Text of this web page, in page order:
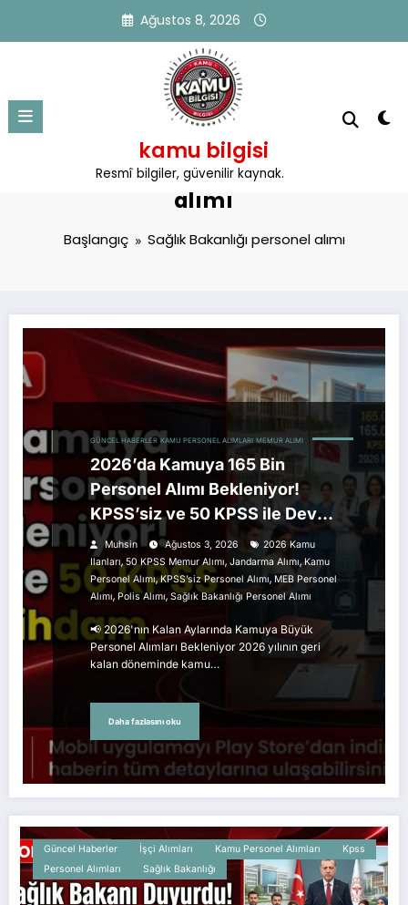
Ağustos 8, 2026
kamu bilgisi
Resmî bilgiler, güvenilir kaynak.
Etiket: Sağlık Bakanlığı personel
alımı
Başlangıç Sağlık Bakanlığı personel alımı
GÜNCEL HABERLER KAMU PERSONEL ALIMLARI MEMUR ALIMI
2026’da Kamuya 165 Bin
Personel Alımı Bekleniyor!
KPSS’siz ve 50 KPSS ile Dev
İstihdam Takvimi
Muhsin Ağustos 3, 2026
2026 Kamu
Ilanları,50 KPSS Memur Alımı, Jandarma Alımı,Kamu
Personel Alımı,KPSS’siz Personel Alımı,MEB Personel
Alımı, Polis Alımı, Sağlık Bakanlığı Personel Alımı
📢 2026'nın Kalan Aylarında Kamuya Büyük
Personel Alımları Bekleniyor 2026 yılının geri
kalan döneminde kamu…
Daha fazlasını oku
Güncel Haberler İşçi Alımları Kamu Personel Alımları
Kpss
Personel Alımları
Sağlık Bakanlığı